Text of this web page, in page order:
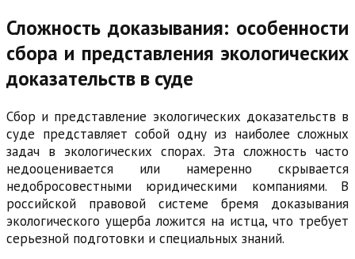
Сложность доказывания: особенности
сбора и представления экологических
доказательств в суде
Сбор и представление экологических доказательств в
суде представляет собой одну из наиболее сложных
задач в экологических спорах. Эта сложность часто
недооценивается или намеренно скрывается
недобросовестными юридическими компаниями. В
российской правовой системе бремя доказывания
экологического ущерба ложится на истца, что требует
серьезной подготовки и специальных знаний.